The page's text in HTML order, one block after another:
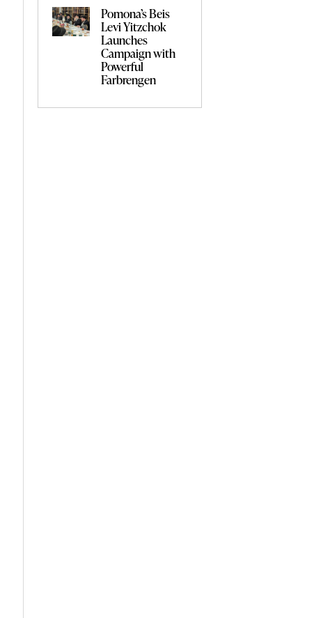
Pomona’s Beis
Levi Yitzchok
Launches
Campaign with
Powerful
Farbrengen